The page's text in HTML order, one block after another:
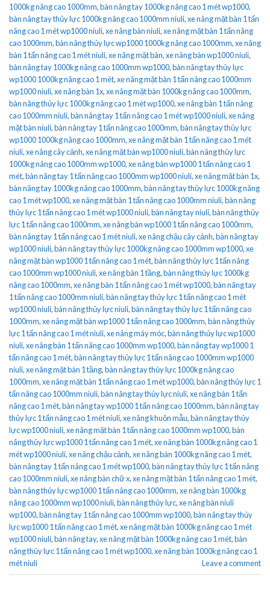
1000kg nâng cao 1000mm,bàn nâng tay 1000kg nâng cao 1 mét wp1000,
bàn nâng tay thủy lực 1000kg nâng cao 1000mm niuli,xe nâng mặt bàn 1 tấn
nâng cao 1 mét wp1000 niuli,xe nâng bàn niuli,xe nâng mặt bàn 1 tấn nâng
cao 1000mm,bàn nâng thủy lực wp1000 1000kg nâng cao 1000mm,xe nâng
bàn 1 tấn nâng cao 1 mét niuli,xe nâng mặt bàn,xe nâng bàn wp1000 niuli,
bàn nâng tay 1000kg nâng cao 1000mm wp1000,bàn nâng tay thủy lực
wp1000 1000kg nâng cao 1 mét,xe nâng mặt bàn 1 tấn nâng cao 1000mm
wp1000 niuli,xe nâng bàn 1x,xe nâng mặt bàn 1000kg nâng cao 1000mm,
bàn nâng thủy lực 1000kg nâng cao 1 mét wp1000,xe nâng bàn 1 tấn nâng
cao 1000mm niuli,bàn nâng tay 1 tấn nâng cao 1 mét wp1000 niuli,xe nâng
mặt bàn niuli,bàn nâng tay 1 tấn nâng cao 1000mm,bàn nâng tay thủy lực
wp1000 1000kg nâng cao 1000mm,xe nâng mặt bàn 1 tấn nâng cao 1 mét
niuli,xe nâng cây cảnh,xe nâng mặt bàn wp1000 niuli,bàn nâng thủy lực
1000kg nâng cao 1000mm wp1000,xe nâng bàn wp1000 1 tấn nâng cao 1
mét,bàn nâng tay 1 tấn nâng cao 1000mm wp1000 niuli,xe nâng mặt bàn 1x,
bàn nâng tay 1000kg nâng cao 1000mm,bàn nâng tay thủy lực 1000kg nâng
cao 1 mét wp1000,xe nâng mặt bàn 1 tấn nâng cao 1000mm niuli,bàn nâng
thủy lực 1 tấn nâng cao 1 mét wp1000 niuli,bàn nâng tay niuli,bàn nâng thủy
lực 1 tấn nâng cao 1000mm,xe nâng bàn wp1000 1 tấn nâng cao 1000mm,
bàn nâng tay 1 tấn nâng cao 1 mét niuli,xe nâng chậu cây cảnh,bàn nâng tay
wp1000 niuli,bàn nâng tay thủy lực 1000kg nâng cao 1000mm wp1000,xe
nâng mặt bàn wp1000 1 tấn nâng cao 1 mét,bàn nâng thủy lực 1 tấn nâng
cao 1000mm wp1000 niuli,xe nâng bàn 1 tầng,bàn nâng thủy lực 1000kg
nâng cao 1000mm,xe nâng bàn 1 tấn nâng cao 1 mét wp1000,bàn nâng tay
1 tấn nâng cao 1000mm niuli,bàn nâng tay thủy lực 1 tấn nâng cao 1 mét
wp1000 niuli,bàn nâng thủy lực niuli,bàn nâng tay thủy lực 1 tấn nâng cao
1000mm,xe nâng mặt bàn wp1000 1 tấn nâng cao 1000mm,bàn nâng thủy
lực 1 tấn nâng cao 1 mét niuli,xe nâng máy móc,bàn nâng thủy lực wp1000
niuli,xe nâng bàn 1 tấn nâng cao 1000mm wp1000,bàn nâng tay wp1000 1
tấn nâng cao 1 mét,bàn nâng tay thủy lực 1 tấn nâng cao 1000mm wp1000
niuli,xe nâng mặt bàn 1 tầng,bàn nâng tay thủy lực 1000kg nâng cao
1000mm,xe nâng mặt bàn 1 tấn nâng cao 1 mét wp1000,bàn nâng thủy lực 1
tấn nâng cao 1000mm niuli,bàn nâng tay thủy lực niuli,xe nâng bàn 1 tấn
nâng cao 1 mét,bàn nâng tay wp1000 1 tấn nâng cao 1000mm,bàn nâng tay
thủy lực 1 tấn nâng cao 1 mét niuli,xe nâng khuôn mẫu,bàn nâng tay thủy
lực wp1000 niuli,xe nâng mặt bàn 1 tấn nâng cao 1000mm wp1000,bàn
nâng thủy lực wp1000 1 tấn nâng cao 1 mét,xe nâng bàn 1000kg nâng cao 1
mét wp1000 niuli,xe nâng chậu cảnh,xe nâng bàn 1000kg nâng cao 1 mét,
bàn nâng tay 1 tấn nâng cao 1 mét wp1000,bàn nâng tay thủy lực 1 tấn nâng
cao 1000mm niuli,xe nâng bàn chữ x,xe nâng mặt bàn 1 tấn nâng cao 1 mét,
bàn nâng thủy lực wp1000 1 tấn nâng cao 1000mm,xe nâng bàn 1000kg
nâng cao 1000mm wp1000 niuli,bàn nâng thủy lực,xe nâng bàn niuli
wp1000,bàn nâng tay 1 tấn nâng cao 1000mm wp1000,bàn nâng tay thủy
lực wp1000 1 tấn nâng cao 1 mét,xe nâng mặt bàn 1000kg nâng cao 1 mét
wp1000 niuli,bàn nâng tay,xe nâng mặt bàn 1000kg nâng cao 1 mét,bàn
nâng thủy lực 1 tấn nâng cao 1 mét wp1000,xe nâng bàn 1000kg nâng cao 1
mét niuli
Leave a comment